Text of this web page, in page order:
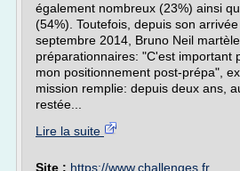
également nombreux (23%) ainsi
(54%). Toutefois, depuis son
septembre 2014, Bruno Neil
préparationnaires: "C'est important
mon positionnement post-prépa",
mission remplie: depuis deux ans,
restée...
Lire la suite
Site : https://www.challenges.fr